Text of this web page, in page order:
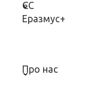
ЄС
Еразмус+
Про нас